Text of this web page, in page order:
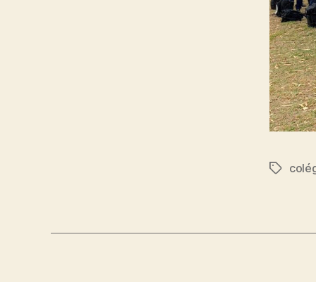
Tags